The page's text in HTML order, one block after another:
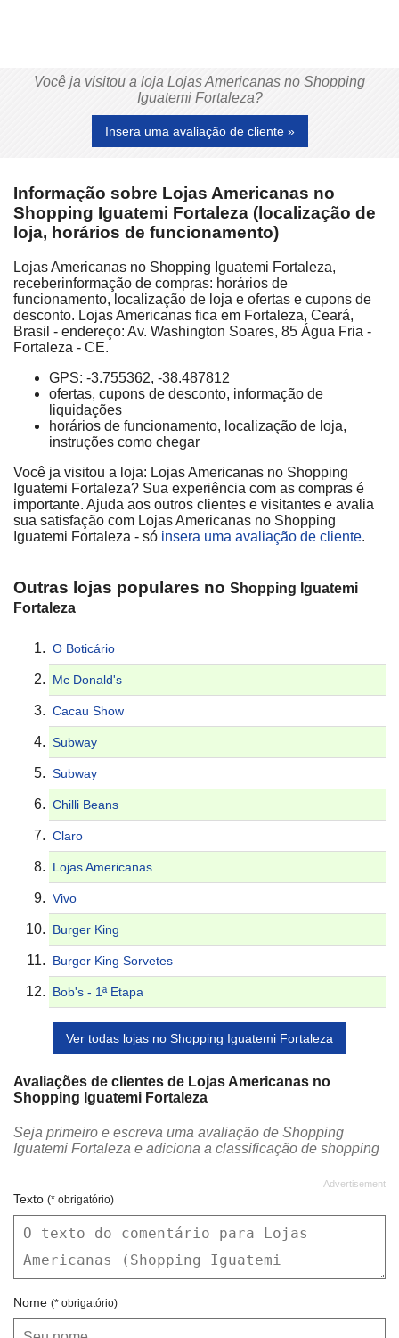
Você ja visitou a loja Lojas Americanas no Shopping
Iguatemi Fortaleza?
Insera uma avaliação de cliente »
Informação sobre Lojas Americanas no
Shopping Iguatemi Fortaleza (localização de
loja, horários de funcionamento)
Lojas Americanas no Shopping Iguatemi Fortaleza,
receberinformação de compras: horários de
funcionamento, localização de loja e ofertas e cupons de
desconto. Lojas Americanas fica em Fortaleza, Ceará,
Brasil - endereço: Av. Washington Soares, 85 Água Fria -
Fortaleza - CE.
GPS: -3.755362, -38.487812
ofertas, cupons de desconto, informação de
liquidações
horários de funcionamento, localização de loja,
instruções como chegar
Você ja visitou a loja: Lojas Americanas no Shopping
Iguatemi Fortaleza? Sua experiência com as compras é
importante. Ajuda aos outros clientes e visitantes e avalia
sua satisfação com Lojas Americanas no Shopping
Iguatemi Fortaleza - só insera uma avaliação de cliente.
Outras lojas populares no Shopping Iguatemi
Fortaleza
O Boticário
Mc Donald's
Cacau Show
Subway
Subway
Chilli Beans
Claro
Lojas Americanas
Vivo
Burger King
Burger King Sorvetes
Bob's - 1ª Etapa
Ver todas lojas no Shopping Iguatemi Fortaleza
Avaliações de clientes de Lojas Americanas no
Shopping Iguatemi Fortaleza
Seja primeiro e escreva uma avaliação de Shopping
Iguatemi Fortaleza e adiciona a classificação de shopping
Texto (* obrigatório)
Nome (* obrigatório)